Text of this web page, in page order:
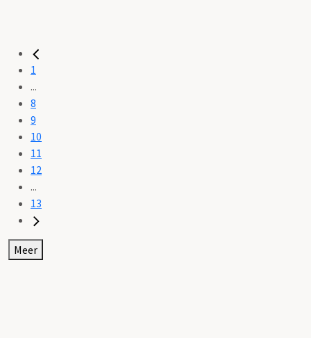
1
...
8
9
10
11
12
...
13
Meer